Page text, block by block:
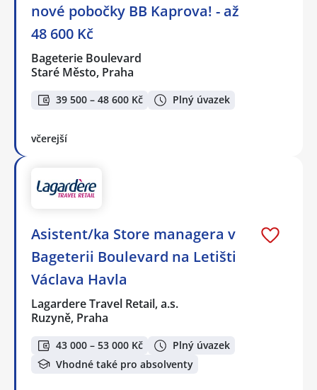
nové pobočky BB Kaprova! - až
48 600 Kč
Bageterie Boulevard
Staré Město, Praha
39 500 – 48 600 Kč Plný úvazek
včerejší
Asistent/ka Store managera v
Bageterii Boulevard na Letišti
Václava Havla
Lagardere Travel Retail, a.s.
Ruzyně, Praha
43 000 – 53 000 Kč
Plný úvazek
Vhodné také pro absolventy